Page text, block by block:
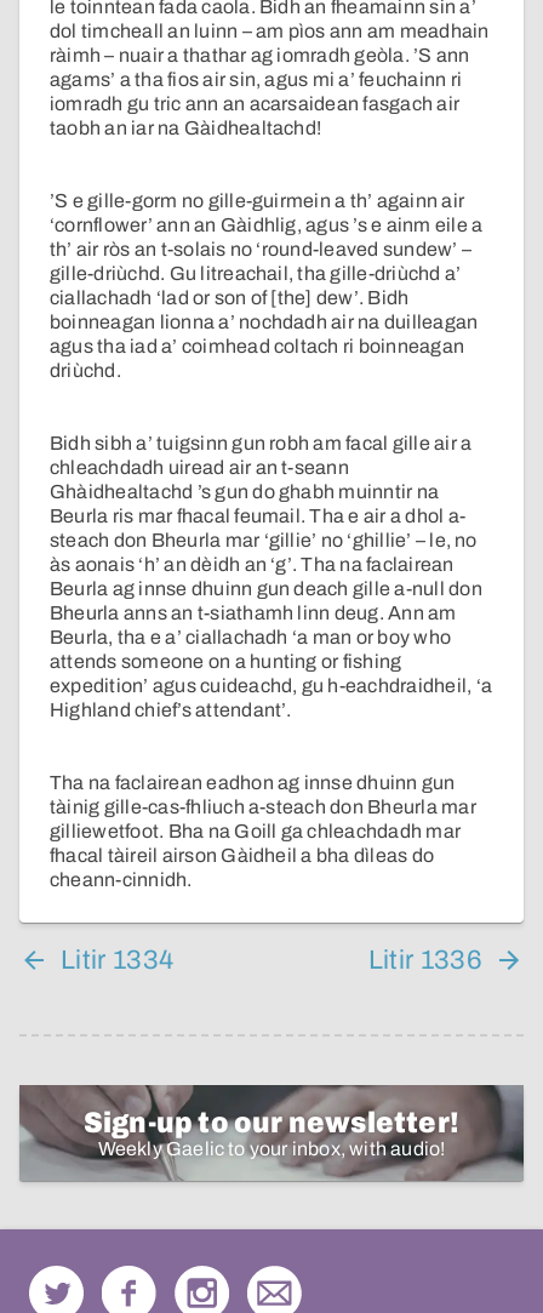
le toinntean fada caola. Bidh an fheamainn sin a’
dol timcheall an luinn – am pìos ann am meadhain
ràimh – nuair a thathar ag iomradh geòla. ’S ann
agams’ a tha fios air sin, agus mi a’ feuchainn ri
iomradh gu tric ann an acarsaidean fasgach air
taobh an iar na Gàidhealtachd!
’S e gille-gorm no gille-guirmein a th’ againn air
‘cornflower’ ann an Gàidhlig, agus ’s e ainm eile a
th’ air ròs an t-solais no ‘round-leaved sundew’ –
gille-driùchd. Gu litreachail, tha gille-driùchd a’
ciallachadh ‘lad or son of [the] dew’. Bidh
boinneagan lionna a’ nochdadh air na duilleagan
agus tha iad a’ coimhead coltach ri boinneagan
driùchd.
Bidh sibh a’ tuigsinn gun robh am facal gille air a
chleachdadh uiread air an t-seann
Ghàidhealtachd ’s gun do ghabh muinntir na
Beurla ris mar fhacal feumail. Tha e air a dhol a-
steach don Bheurla mar ‘gillie’ no ‘ghillie’ – le, no
às aonais ‘h’ an dèidh an ‘g’. Tha na faclairean
Beurla ag innse dhuinn gun deach gille a-null don
Bheurla anns an t-siathamh linn deug. Ann am
Beurla, tha e a’ ciallachadh ‘a man or boy who
attends someone on a hunting or fishing
expedition’ agus cuideachd, gu h-eachdraidheil, ‘a
Highland chief’s attendant’.
Tha na faclairean eadhon ag innse dhuinn gun
tàinig gille-cas-fhliuch a-steach don Bheurla mar
gilliewetfoot. Bha na Goill ga chleachdadh mar
fhacal tàireil airson Gàidheil a bha dìleas do
cheann-cinnidh.
Litir 1334 Litir 1336
Sign-up to our newsletter!
Weekly Gaelic to your inbox, with audio!